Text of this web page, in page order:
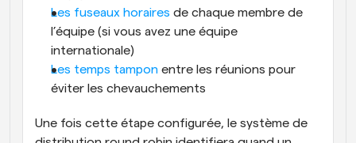
Les fuseaux horaires de chaque membre de
l’équipe (si vous avez une équipe
internationale)
Les temps tampon entre les réunions pour
éviter les chevauchements
Une fois cette étape configurée, le système de